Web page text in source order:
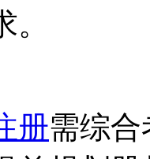
册需综